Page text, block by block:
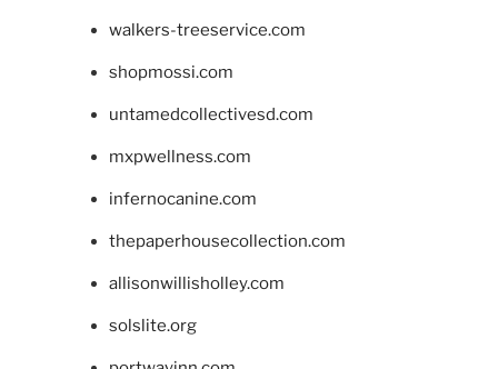
walkers-treeservice.com
shopmossi.com
untamedcollectivesd.com
mxpwellness.com
infernocanine.com
thepaperhousecollection.com
allisonwillisholley.com
solslite.org